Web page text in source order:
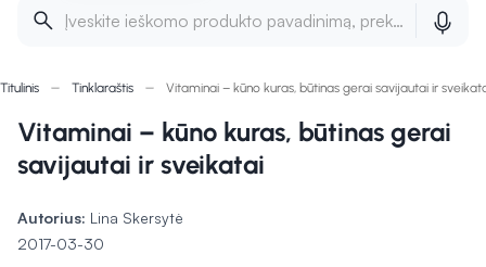
Įveskite ieškomo produkto pavadinimą, prekės ženklą ir
Titulinis Tinklaraštis Vitaminai – kūno kuras, būtinas gerai savijautai ir
Vitaminai – kūno kuras, būtinas gerai
savijautai ir sveikatai
Autorius: Lina Skersytė
2017-03-30